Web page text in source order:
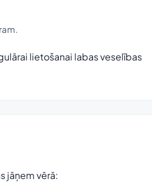
lietošanai labas veselības
jāņem vērā: